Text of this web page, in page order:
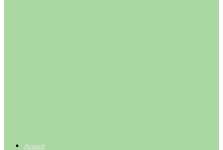
Accueil